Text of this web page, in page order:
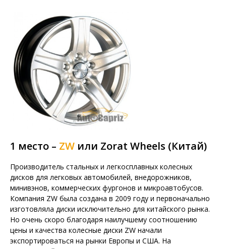
1 место – ZW или Zorat Wheels (Китай)
Производитель стальных и легкосплавных колесных
дисков для легковых автомобилей, внедорожников,
минивэнов, коммерческих фургонов и микроавтобусов.
Компания ZW была создана в 2009 году и первоначально
изготовляла диски исключительно для китайского рынка.
Но очень скоро благодаря наилучшему соотношению
цены и качества колесные диски ZW начали
экспортироваться на рынки Европы и США. На